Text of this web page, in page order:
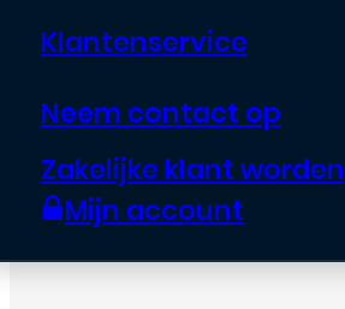
Klantenservice
Neem contact op
Zakelijke klant worden
Mijn account